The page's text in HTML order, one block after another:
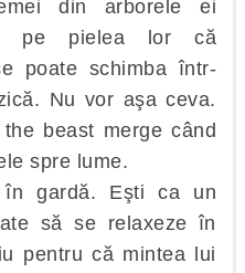
din arborele ei
pe pielea lor că
poate schimba într-
Nu vor aşa ceva.
beast merge când
spre lume.
gardă. Eşti ca un
să se relaxeze în
pentru că mintea lui